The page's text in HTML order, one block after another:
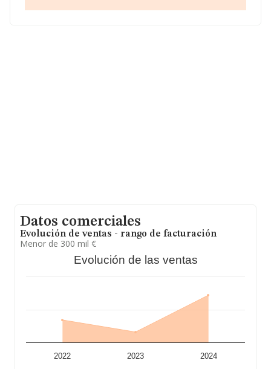
en Calle Anastasia Clavijo Calvo núm. 26, (41980), La
Datos comerciales
Evolución de ventas - rango de facturación
Menor de 300 mil €
Evolución de las ventas
2022 2023 2024